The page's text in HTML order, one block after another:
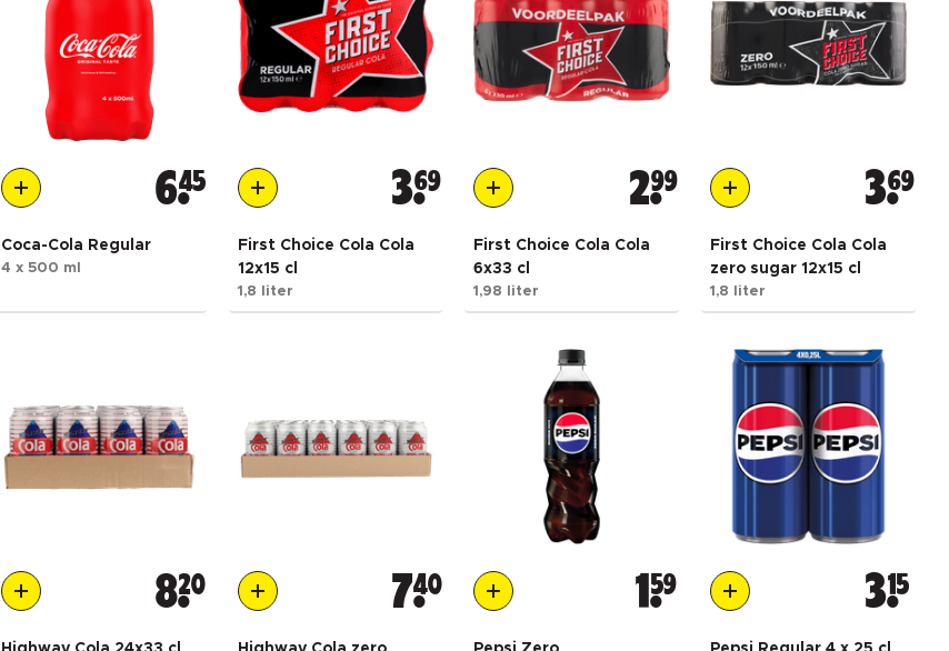
645
Coca-Cola Regular
4 x 500 ml
369
First Choice Cola Cola
12x15 cl
1,8 liter
299
First Choice Cola Cola
6x33 cl
1,98 liter
369
First Choice Cola Cola
zero sugar 12x15 cl
1,8 liter
820 740 159 315